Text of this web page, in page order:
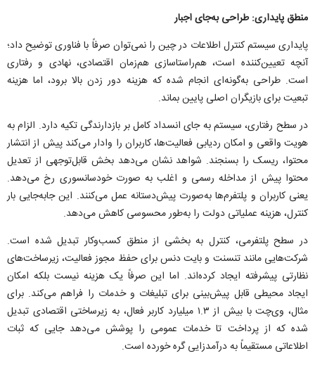
منطق پایداری: طراحی به‌جای اجبار
پایداری سیستم کنترل اطلاعات در چین را نمی‌توان صرفاً با فناوری توضیح داد؛
آنچه تعیین‌کننده است، هم‌راستاسازی هم‌زمان اقتصادی، نهادی و رفتاری
است. طراحی به‌گونه‌ای انجام شده که هزینه دور زدن بالا برود، اما هزینه
تبعیت برای بازیگران اصلی پایین بماند.
در سطح رفتاری، سیستم به جای انسداد کامل بر بازدارندگی تکیه دارد. الزام به
هویت واقعی و امکان ردیابی فعالیت‌ها، کاربران را وادار می‌کند پیش از انتشار
محتوا، ریسک را بسنجند. شواهد نشان می‌دهد بخش قابل‌توجهی از تعدیل
محتوا پیش از مداخله رسمی و اغلب به صورت خودسانسوری رخ می‌دهد.
یعنی کاربران و پلتفرم‌ها به‌صورت پیش‌دستانه عمل می‌کنند. این جابه‌جایی بار
کنترل، هزینه عملیاتی دولت را به‌طور محسوسی کاهش می‌دهد.
در سطح پلتفرمی، کنترل به بخشی از منطق کسب‌وکار تبدیل شده است.
شرکت‌هایی مانند تنسنت و بایت دنس برای حفظ مجوز فعالیت، زیرساخت‌های
نظارتی پیشرفته ایجاد کرده‌اند. اما این صرفاً یک هزینه نیست بلکه امکان
ایجاد محیطی قابل پیش‌بینی برای تبلیغات و خدمات را فراهم می‌کند. برای
مثال، وی‌چت با بیش از ۱.۳ میلیارد کاربر فعال، به زیرساختی اقتصادی تبدیل
شده که از پرداخت تا خدمات عمومی را پوشش می‌دهد جایی که ثبات
اطلاعاتی مستقیماً به درآمدزایی گره خورده است.